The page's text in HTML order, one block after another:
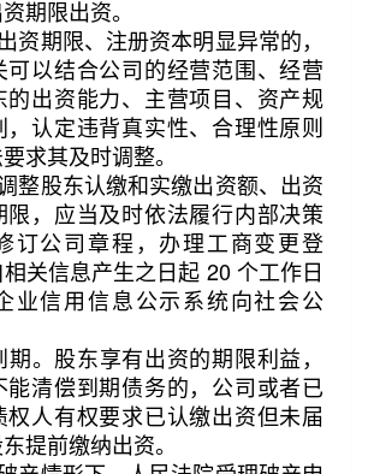
期限出资。
期限、注册资本明显异常的，
可以结合公司的经营范围、经营
的出资能力、主营项目、资产规
认定违背真实性、合理性原则
求其及时调整。
股东认缴和实缴出资额、出资
限，应当及时依法履行内部决策
订公司章程，办理工商变更登
关信息产生之日起 20 个工作日
业信用信息公示系统向社会公
股东享有出资的期限利益，
清偿到期债务的，公司或者已
权人有权要求已认缴出资但未届
提前缴纳出资。